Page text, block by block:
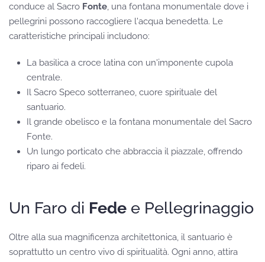
conduce al Sacro Fonte , una fontana monumentale dove i
pellegrini possono raccogliere l'acqua benedetta. Le
caratteristiche principali includono:
La basilica a croce latina con un'imponente cupola
centrale.
Il Sacro Speco sotterraneo, cuore spirituale del
santuario.
Il grande obelisco e la fontana monumentale del Sacro
Fonte.
Un lungo porticato che abbraccia il piazzale, offrendo
riparo ai fedeli.
Un Faro di Fede e Pellegrinaggio
Oltre alla sua magnificenza architettonica, il santuario è
soprattutto un centro vivo di spiritualità. Ogni anno, attira